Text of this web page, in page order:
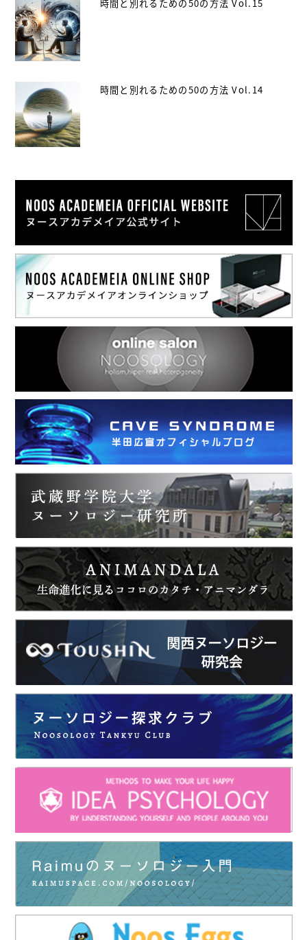
時間と別れるための50の方法 Vol.15
時間と別れるための50の方法 Vol.14